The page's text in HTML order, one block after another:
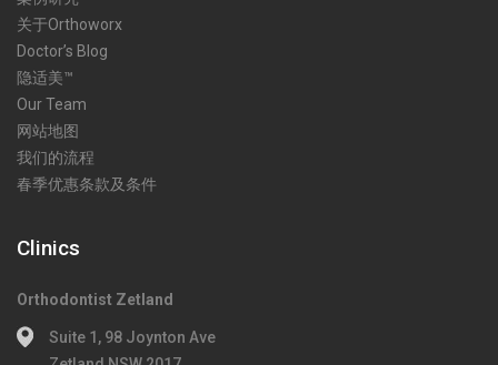
关于Orthoworx
Doctor’s Blog
隐适美™
Our Team
网站地图
我们的流程
春季优惠条款及条件
Clinics
Orthodontist Zetland
Suite 1, 98 Joynton Ave